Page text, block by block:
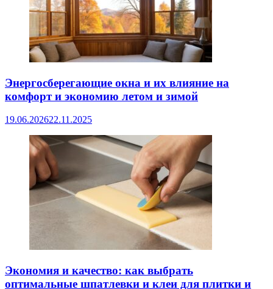
Энергосберегающие окна и их влияние на
комфорт и экономию летом и зимой
19.06.202622.11.2025
Экономия и качество: как выбрать
оптимальные шпатлевки и клеи для плитки и